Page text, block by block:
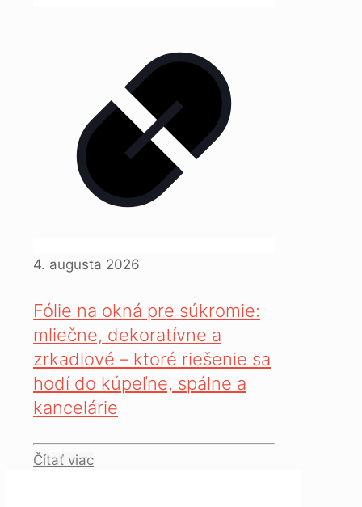
4. augusta 2026
Fólie na okná pre súkromie:
mliečne, dekoratívne a
zrkadlové – ktoré riešenie sa
hodí do kúpeľne, spálne a
kancelárie
Čítať viac